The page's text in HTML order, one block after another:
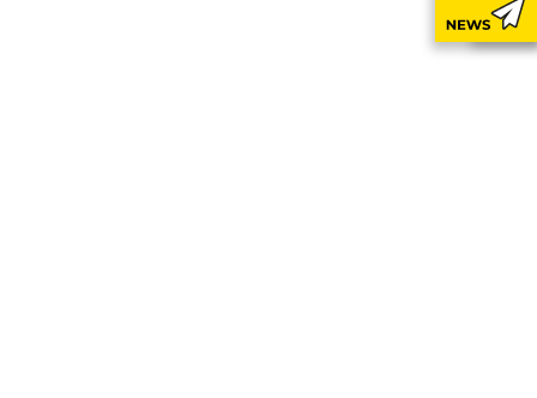
zu machen sowie Zugriffe
or similar providers.